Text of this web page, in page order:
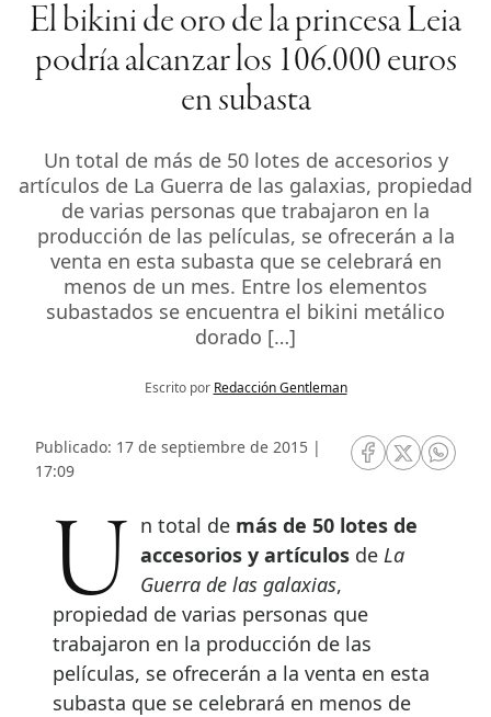
El bikini de oro de la princesa Leia
podría alcanzar los 106.000 euros
en subasta
Un total de más de 50 lotes de accesorios y
artículos de La Guerra de las galaxias, propiedad
de varias personas que trabajaron en la
producción de las películas, se ofrecerán a la
venta en esta subasta que se celebrará en
menos de un mes. Entre los elementos
subastados se encuentra el bikini metálico
dorado […]
Escrito por Redacción Gentleman
Publicado: 17 de septiembre de 2015 |
17:09
RRSS Facebook
RRSSRRSS
Un total de más de 50 lotes de
accesorios y artículos deLa
Guerra de las galaxias,
propiedad de varias personas que
trabajaron en la producción de las
películas, se ofrecerán a la venta en esta
subasta que se celebrará en menos de